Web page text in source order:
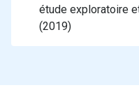
étude exploratoire
(2019)